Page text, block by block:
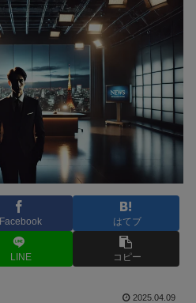
Facebook はてブ
LINE コピー
2025.04.09